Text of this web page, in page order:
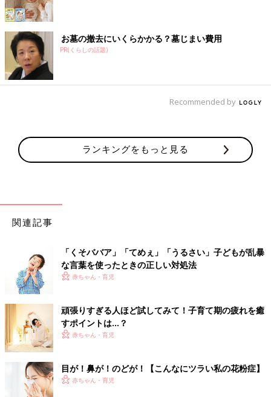
お墓の撤去にいくらかかる？墓じまい費用
PR(くらしの話題)
Recommended by
ランキングをもっと見る
関連記事
「くそババア」「てめぇ」「うるさい」子どもが乱暴
な言葉を使ったときの正しい対処法
赤ちゃん・育児
頑張りすぎる人ほど試してみて！子育て期の疲れを癒
すポイントは…？
赤ちゃん・育児
目が！鼻が！のどが！【こんなにツラい私の花粉症】
赤ちゃん・育児